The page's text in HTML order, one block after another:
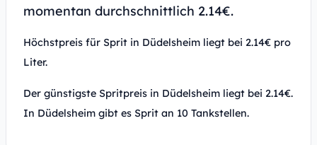
momentan durchschnittlich 2.14€.
Höchstpreis für Sprit in Düdelsheim liegt bei 2.14€ pro
Liter.
Der günstigste Spritpreis in Düdelsheim liegt bei 2.14€.
In Düdelsheim gibt es Sprit an 10 Tankstellen.